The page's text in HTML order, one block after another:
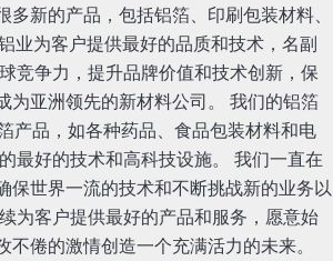
新的产品，包括铝箔、印刷包装材料、
业为客户提供最好的品质和技术，名副
竞争力，提升品牌价值和技术创新，保
为亚洲领先的新材料公司。 我们的铝箔
产品，如各种药品、食品包装材料和电
最好的技术和高科技设施。 我们一直在
保世界一流的技术和不断挑战新的业务以
为客户提供最好的产品和服务，愿意始
倦的激情创造一个充满活力的未来。